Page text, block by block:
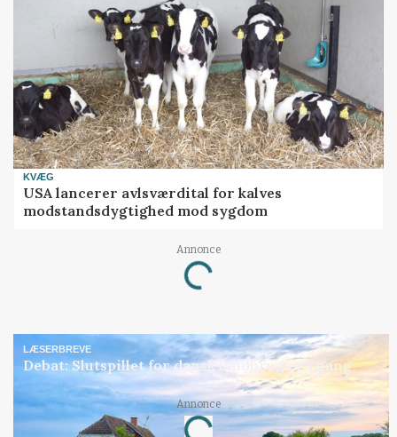
KVÆG
USA lancerer avlsværdital for kalves
modstandsdygtighed mod sygdom
Annonce
Loading...
LÆSERBREVE
Debat: Slutspillet for dansk landbrug er i gang
Annonce